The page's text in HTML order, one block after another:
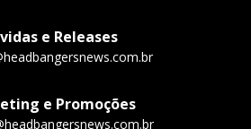
e Releases
e Promoções